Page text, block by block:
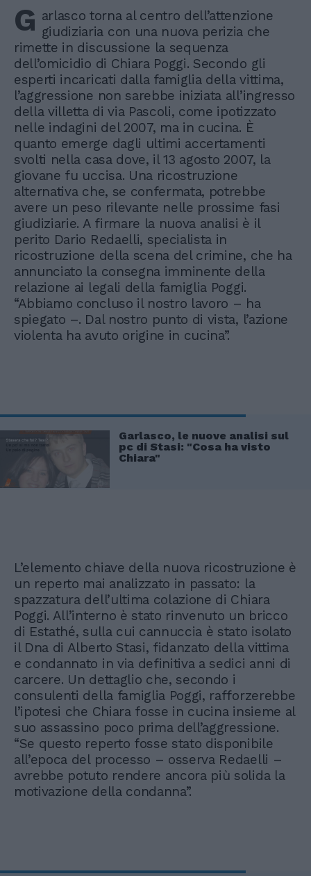
G arlasco torna al centro dell’attenzione
giudiziaria con una nuova perizia che
rimette in discussione la sequenza
dell’omicidio di Chiara Poggi. Secondo gli
esperti incaricati dalla famiglia della vittima,
l’aggressione non sarebbe iniziata all’ingresso
della villetta di via Pascoli, come ipotizzato
nelle indagini del 2007, ma in cucina. È
quanto emerge dagli ultimi accertamenti
svolti nella casa dove, il 13 agosto 2007, la
giovane fu uccisa. Una ricostruzione
alternativa che, se confermata, potrebbe
avere un peso rilevante nelle prossime fasi
giudiziarie. A firmare la nuova analisi è il
perito Dario Redaelli, specialista in
ricostruzione della scena del crimine, che ha
annunciato la consegna imminente della
relazione ai legali della famiglia Poggi.
“Abbiamo concluso il nostro lavoro – ha
spiegato –. Dal nostro punto di vista, l’azione
violenta ha avuto origine in cucina”.
Garlasco, le nuove analisi sul
pc di Stasi: "Cosa ha visto
Chiara"
L’elemento chiave della nuova ricostruzione è
un reperto mai analizzato in passato: la
spazzatura dell’ultima colazione di Chiara
Poggi. All’interno è stato rinvenuto un bricco
di Estathé, sulla cui cannuccia è stato isolato
il Dna di Alberto Stasi, fidanzato della vittima
e condannato in via definitiva a sedici anni di
carcere. Un dettaglio che, secondo i
consulenti della famiglia Poggi, rafforzerebbe
l’ipotesi che Chiara fosse in cucina insieme al
suo assassino poco prima dell’aggressione.
“Se questo reperto fosse stato disponibile
all’epoca del processo – osserva Redaelli –
avrebbe potuto rendere ancora più solida la
motivazione della condanna”.